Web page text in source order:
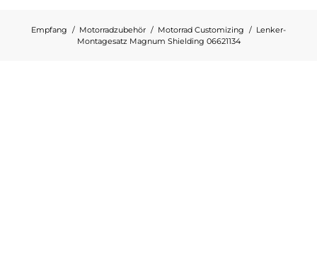
Empfang Motorradzubehör Motorrad Customizing
Lenker-
Montagesatz Magnum Shielding 06621134